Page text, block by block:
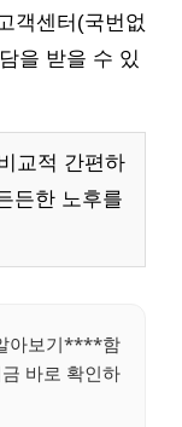
객센터(국번없
을 받을 수 있
교적 간편하
든한 노후를
아보기****함
바로 확인하